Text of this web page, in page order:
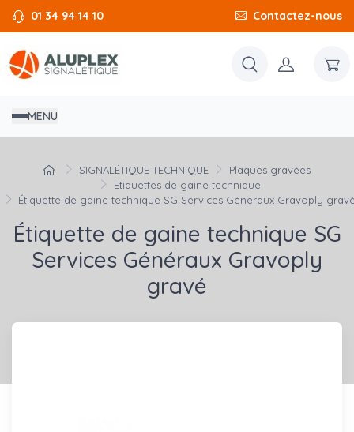
01 34 94 14 10 Contactez-nous
MENU
SIGNALÉTIQUE TECHNIQUE
Plaques gravées
Etiquettes de gaine technique
Étiquette de gaine technique SG Services Généraux Gravoply
Étiquette de gaine technique SG
Services Généraux Gravoply
gravé